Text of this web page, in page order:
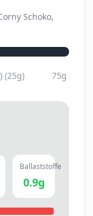
Schoko,
(25g) 75g
Ballaststoffe
0.9g